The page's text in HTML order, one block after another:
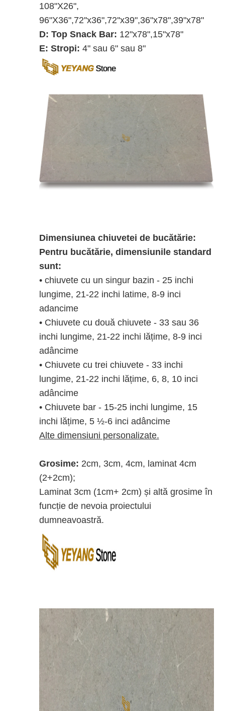
108"X26",
96"X36",72''x36",72''x39",36"x78",39"x78"
D: Top Snack Bar: 12"x78",15"x78"
E: Stropi: 4" sau 6" sau 8"
Dimensiunea chiuvetei de bucătărie:
Pentru bucătărie, dimensiunile standard
sunt:
• chiuvete cu un singur bazin - 25 inchi
lungime, 21-22 inchi latime, 8-9 inci
adancime
• Chiuvete cu două chiuvete - 33 sau 36
inchi lungime, 21-22 inchi lățime, 8-9 inci
adâncime
• Chiuvete cu trei chiuvete - 33 inchi
lungime, 21-22 inchi lățime, 6, 8, 10 inci
adâncime
• Chiuvete bar - 15-25 inchi lungime, 15
inchi lățime, 5 ½-6 inci adâncime
Alte dimensiuni personalizate.
Grosime: 2cm, 3cm, 4cm, laminat 4cm
(2+2cm);
Laminat 3cm (1cm+ 2cm) și altă grosime în
funcție de nevoia proiectului
dumneavoastră.